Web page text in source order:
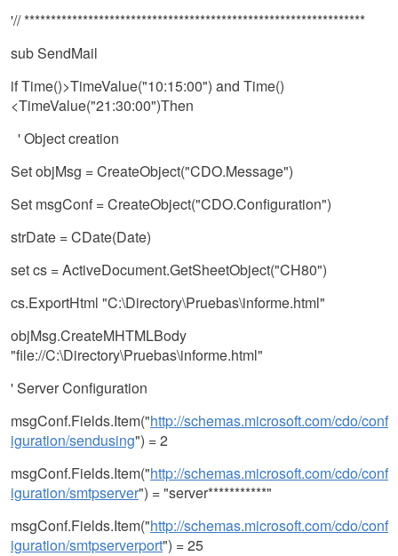
'// ****************************************************************
sub SendMail
if Time()>TimeValue("10:15:00") and Time()
<TimeValue("21:30:00")Then
' Object creation
Set objMsg = CreateObject("CDO.Message")
Set msgConf = CreateObject("CDO.Configuration")
strDate = CDate(Date)
set cs = ActiveDocument.GetSheetObject("CH80")
cs.ExportHtml "C:\Directory\Pruebas\informe.html"
objMsg.CreateMHTMLBody
"file://C:\Directory\Pruebas\informe.html"
' Server Configuration
msgConf.Fields.Item("http://schemas.microsoft.com/cdo/conf
iguration/sendusing") = 2
msgConf.Fields.Item("http://schemas.microsoft.com/cdo/conf
iguration/smtpserver") = "server***********"
msgConf.Fields.Item("http://schemas.microsoft.com/cdo/conf
iguration/smtpserverport") = 25